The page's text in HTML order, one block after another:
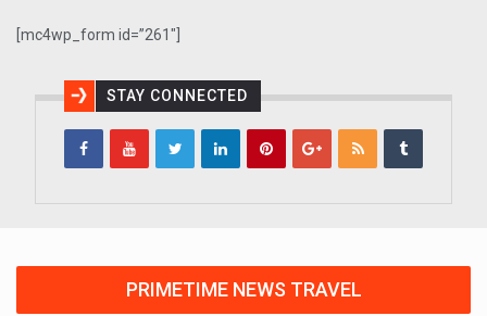
[mc4wp_form id=”261″]
STAY CONNECTED
PRIMETIME NEWS TRAVEL